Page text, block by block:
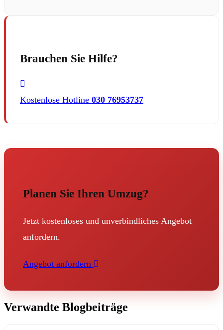
Brauchen Sie Hilfe?
Kostenlose Hotline 030 76953737
Planen Sie Ihren Umzug?
Jetzt kostenloses und unverbindliches Angebot
anfordern.
Angebot anfordern
Verwandte Blogbeiträge